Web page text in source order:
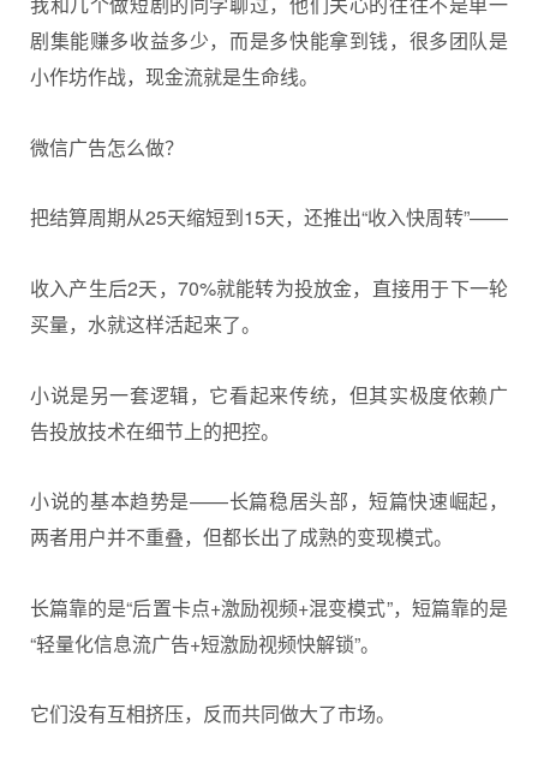
剧集能赚多收益多少，而是多快能拿到钱，很多团队是
小作坊作战，现金流就是生命线。
微信广告怎么做？
把结算周期从25天缩短到15天，还推出“收入快周转”——
收入产生后2天，70%就能转为投放金，直接用于下一轮
买量，水就这样活起来了。
小说是另一套逻辑，它看起来传统，但其实极度依赖广
告投放技术在细节上的把控。
小说的基本趋势是——长篇稳居头部，短篇快速崛起，
两者用户并不重叠，但都长出了成熟的变现模式。
长篇靠的是“后置卡点+激励视频+混变模式”，短篇靠的是
“轻量化信息流广告+短激励视频快解锁”。
它们没有互相挤压，反而共同做大了市场。